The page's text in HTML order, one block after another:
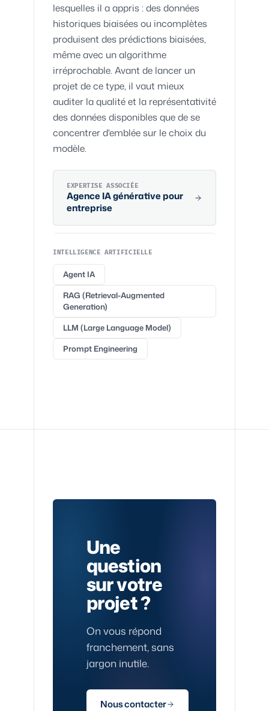
lesquelles il a appris : des données
historiques biaisées ou incomplètes
produisent des prédictions biaisées,
même avec un algorithme
irréprochable. Avant de lancer un
projet de ce type, il vaut mieux
auditer la qualité et la représentativité
des données disponibles que de se
concentrer d'emblée sur le choix du
modèle.
EXPERTISE ASSOCIÉE
AgenceIA générativepour
entreprise
INTELLIGENCE ARTIFICIELLE
Agent IA
RAG (Retrieval-Augmented
Generation)
LLM (Large Language Model)
Prompt Engineering
Une
question
sur votre
projet ?
On vous répond
franchement, sans
jargon inutile.
Nous contacter